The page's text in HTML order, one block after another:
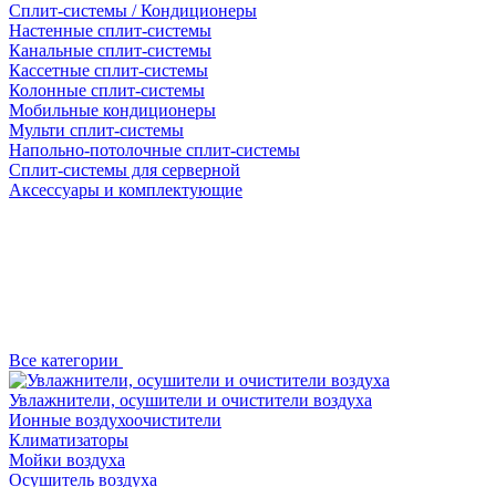
Сплит-системы / Кондиционеры
Настенные сплит-системы
Канальные сплит-системы
Кассетные сплит-системы
Колонные сплит-системы
Мобильные кондиционеры
Мульти сплит-системы
Напольно-потолочные сплит-системы
Сплит-системы для серверной
Аксессуары и комплектующие
Все категории
Увлажнители, осушители и очистители воздуха
Ионные воздухоочистители
Климатизаторы
Мойки воздуха
Осушитель воздуха